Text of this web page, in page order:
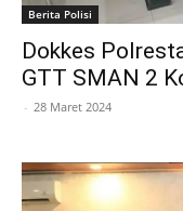
Berita Polisi
Dokkes
GTT SMAN 2
- 28 Maret 2024